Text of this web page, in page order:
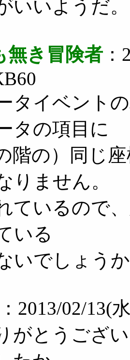
いいようだ。
無き冒険者
タイベント
タの項目に
階の）同じ
りません。
ているので
いる
いでしょう
：2013/02/13(
がとうござ